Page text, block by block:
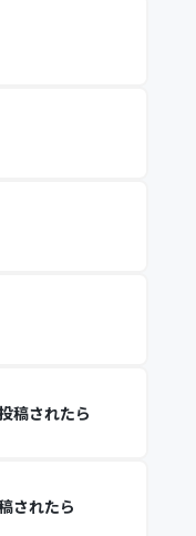
稿されたら
されたら